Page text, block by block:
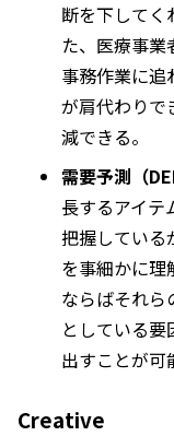
断を下してく
た、医療事
事務作業に追
が肩代わりで
減できる。
需要予測（
長するアイテ
把握している
を事細かに理
ならばそれら
としている
出すことが可
Creative